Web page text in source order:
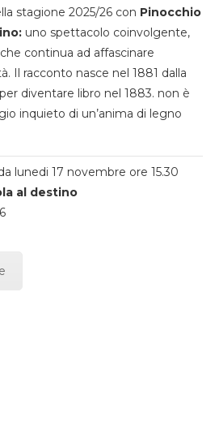
stagione 2025/26 con Pinocchio
uno spettacolo coinvolgente,
continua ad affascinare
Il racconto nasce nel 1881 dalla
diventare libro nel 1883. non è
inquieto di un’anima di legno
lunedi 17 novembre ore 15.30
al destino